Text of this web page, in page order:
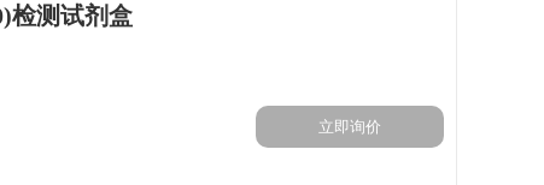
检测试剂盒
立即询价